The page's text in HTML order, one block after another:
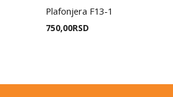
Plafonjera F13-1
750,00RSD